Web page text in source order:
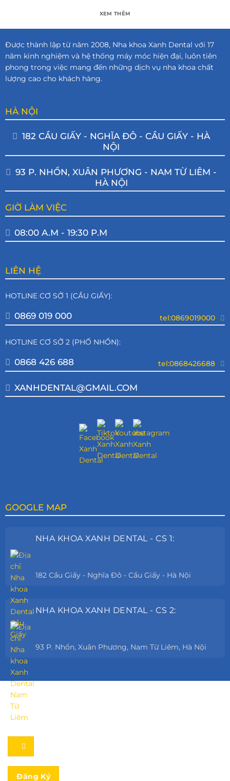
XEM THÊM
Được thành lập từ năm 2008, Nha khoa Xanh Dental với 17
năm kinh nghiệm và hệ thống máy móc hiện đại, luôn tiên
phong trong việc mang đến những dịch vụ nha khoa chất
lượng cao cho khách hàng.
HÀ NỘI
182 CẦU GIẤY - NGHĨA ĐÔ - CẦU GIẤY - HÀ
NỘI
93 P. NHỔN, XUÂN PHƯƠNG - NAM TỪ LIÊM -
HÀ NỘI
GIỜ LÀM VIỆC
08:00 A.M - 19:30 P.M
LIÊN HỆ
HOTLINE CƠ SỞ 1 (CẦU GIẤY):
0869 019 000 tel:0869019000
HOTLINE CƠ SỞ 2 (PHỐ NHỔN):
0868 426 688 tel:0868426688
XANHDENTAL@GMAIL.COM
GOOGLE MAP
NHA KHOA XANH DENTAL - CS 1:
182 Cầu Giấy - Nghĩa Đô - Cầu Giấy - Hà Nội
NHA KHOA XANH DENTAL - CS 2:
93 P. Nhổn, Xuân Phương, Nam Từ Liêm, Hà Nội
Đăng Ký